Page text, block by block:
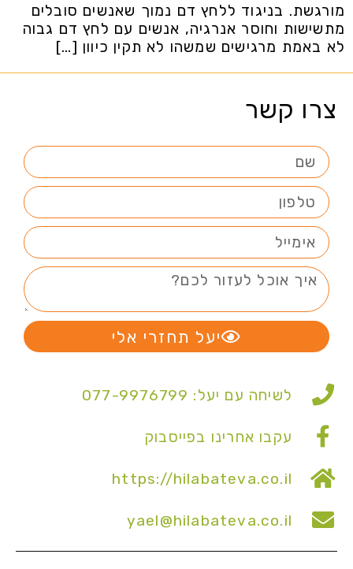
מורגשת. בניגוד ללחץ דם נמוך שאנשים סובלים
מתשישות וחוסר אנרגיה, אנשים עם לחץ דם גבוה
לא באמת מרגישים שמשהו לא תקין כיוון […]
צרו קשר
יעל תחזרי אלי
לשיחה עם יעל: 077-9976799
עקבו אחרינו בפייסבוק
https://hilabateva.co.il
yael@hilabateva.co.il